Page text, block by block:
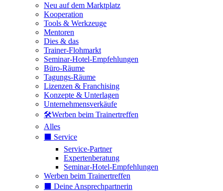
Neu auf dem Marktplatz
Kooperation
Tools & Werkzeuge
Mentoren
Dies & das
Trainer-Flohmarkt
Seminar-Hotel-Empfehlungen
Büro-Räume
Tagungs-Räume
Lizenzen & Franchising
Konzepte & Unterlagen
Unternehmensverkäufe
🛠️Werben beim Trainertreffen
Alles
⬛️ Service
Service-Partner
Expertenberatung
Seminar-Hotel-Empfehlungen
Werben beim Trainertreffen
⬛️ Deine Ansprechpartnerin